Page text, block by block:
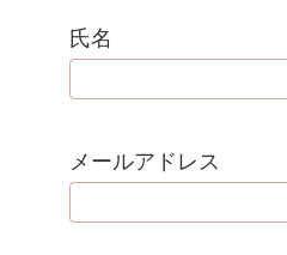
氏名
メールアドレス